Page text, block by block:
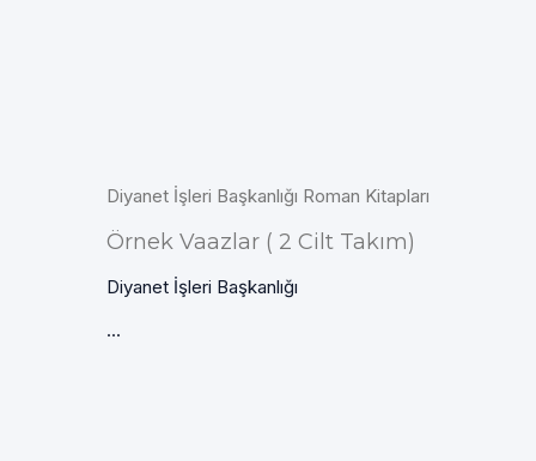
Diyanet İşleri Başkanlığı Roman Kitapları
Örnek Vaazlar ( 2 Cilt Takım)
Diyanet İşleri Başkanlığı
...